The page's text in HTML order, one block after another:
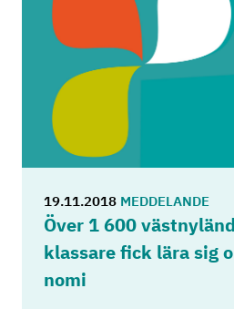
19.11.2018 MEDDELANDE
Över 1 600
klas­sa­re fick lära sig
no­mi